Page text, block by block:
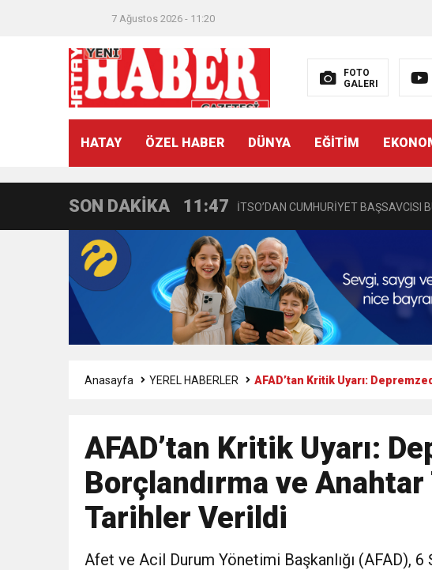
7 Ağustos 2026 - 11:20
FOTO
GALERI
HATAY ÖZEL HABER DÜNYA EĞİTİM
SON DAKİKA
21:40
11:47 İTSO’DAN CUMHURİYET BAŞSAVCISI
18:55 İNCE’NİN CHP’DE KALMASININ PERDE
11:57 IŞIL Eczanesi Görkemli Bir Törenle
21:40
6:19 HBB BAŞKANI ÖNTÜRK’ÜN
17:36 KURUMLAR VERGİSİ ERTELENDİ
Anasayfa YEREL HABERLER AFAD’tan Kritik Uyarı:
AFAD’tan Kritik Uyarı:
Borçlandırma ve
Tarihler Verildi
Afet ve Acil Durum Yönetimi Başkanlığı (AFAD),